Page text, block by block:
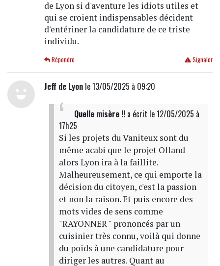
de Lyon si d'aventure les idiots utiles et
qui se croient indispensables décident
d'entériner la candidature de ce triste
individu.
Signaler
Répondre
Jeff de Lyonle 13/05/2025 à 09:20
Quelle misère !!a écrit le 12/05/2025 à
17h25
Si les projets du Vaniteux sont du
même acabi que le projet Olland
alors Lyon ira à la faillite.
Malheureusement, ce qui emporte la
décision du citoyen, c'est la passion
et non la raison. Et puis encore des
mots vides de sens comme
"RAYONNER " prononcés par un
cuisinier très connu, voilà qui donne
du poids à une candidature pour
diriger les autres. Quant au